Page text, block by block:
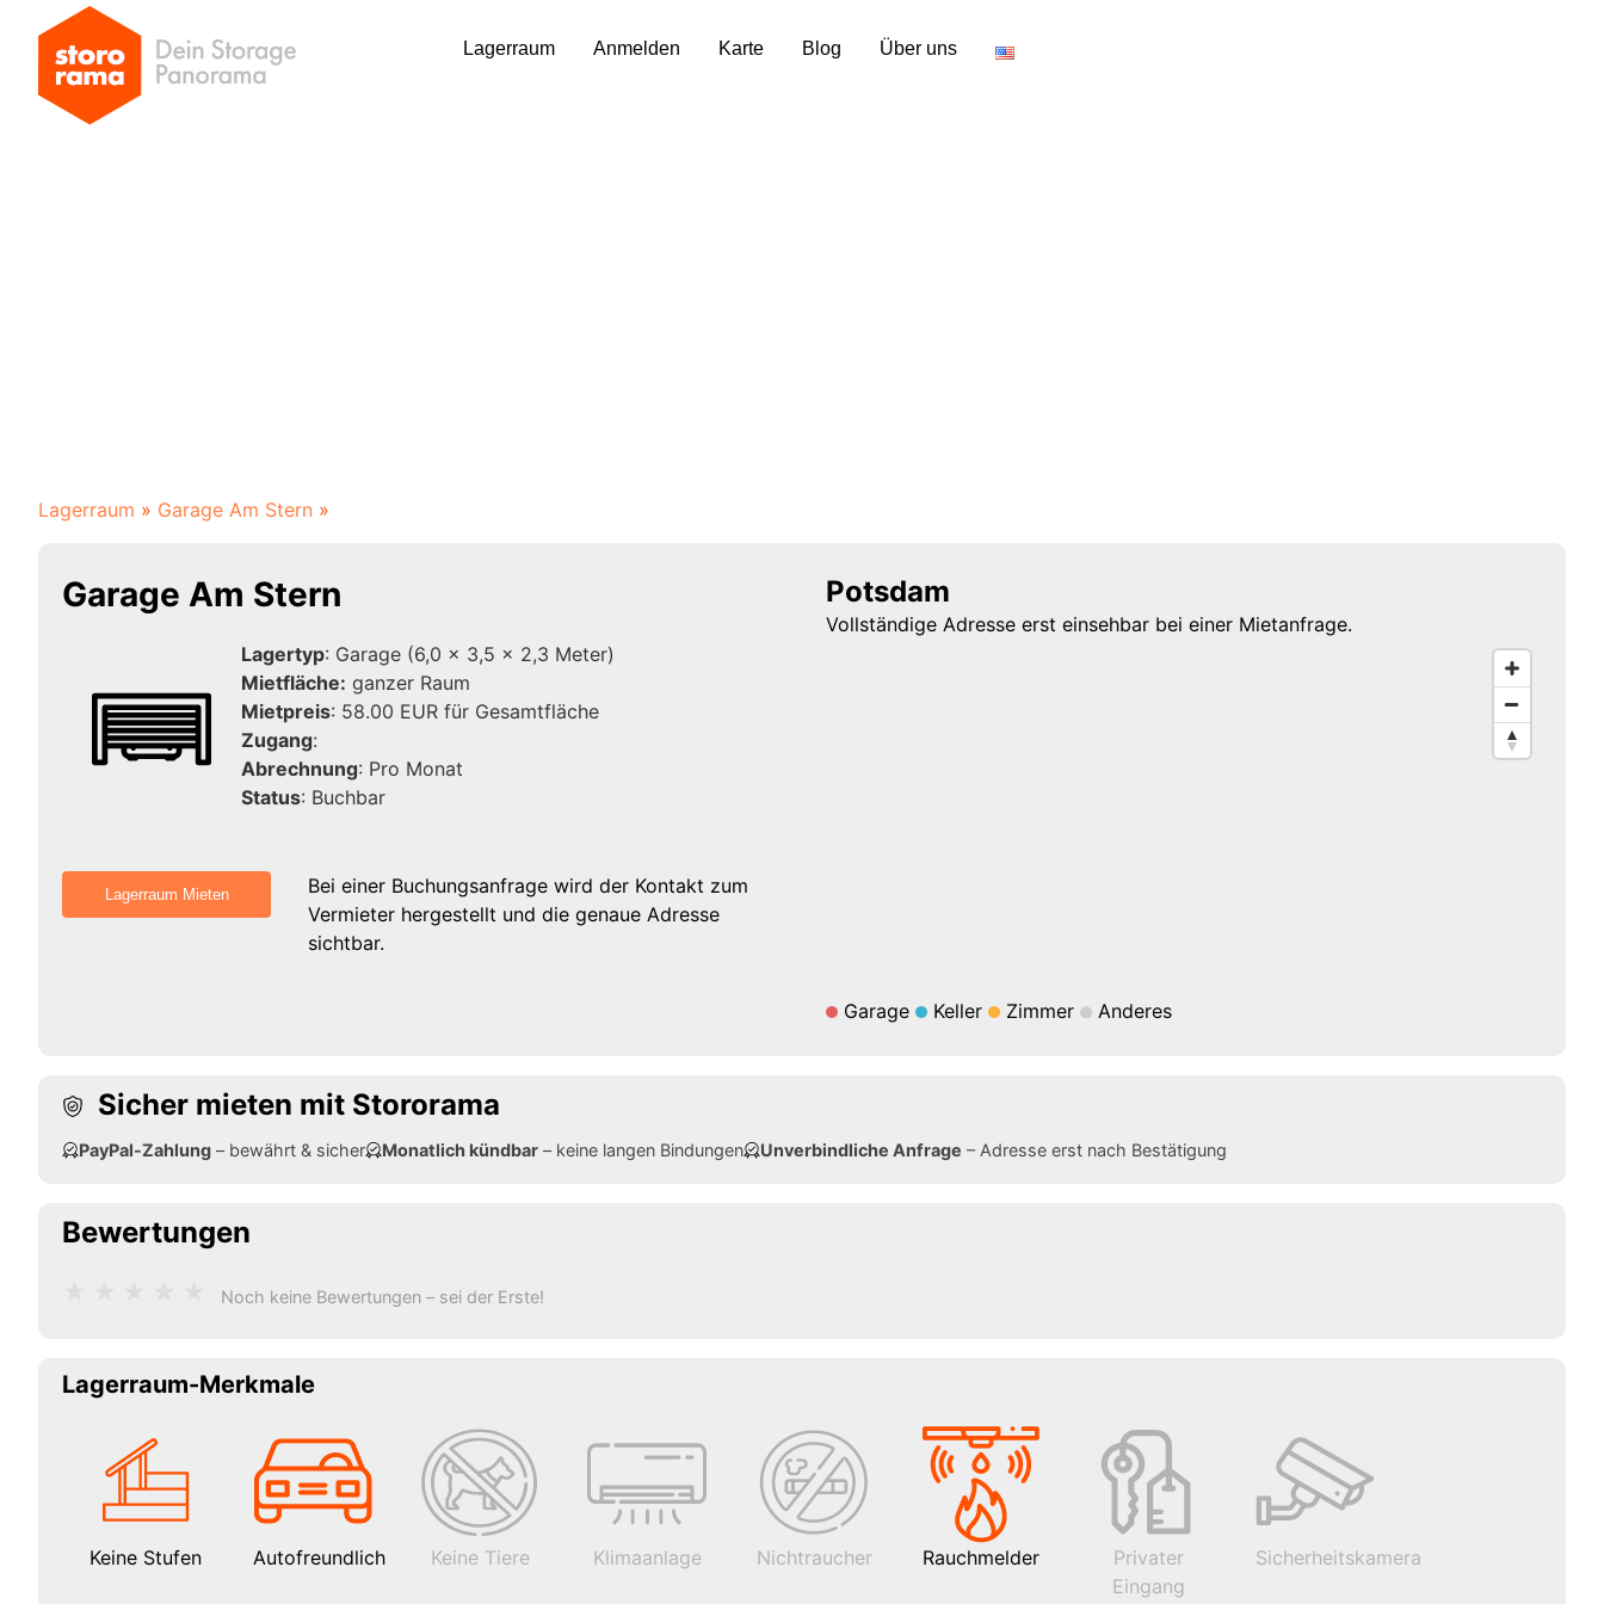
Lagerraum Anmelden Karte Blog Über uns
Lagerraum » Garage Am Stern »
Garage Am Stern
Lagertyp: Garage (6,0 x 3,5 x 2,3 Meter)
Mietfläche: ganzer Raum
Mietpreis: 58.00 EUR für Gesamtfläche
Zugang:
Abrechnung: Pro Monat
Status: Buchbar
Bei einer Buchungsanfrage wird der Kontakt zum
Vermieter hergestellt und die genaue Adresse
sichtbar.
Potsdam
Vollständige Adresse erst einsehbar bei einer Mietanfrage.
Garage Keller Zimmer Anderes
Sicher mieten mit Stororama
PayPal-Zahlung – bewährt & sicher Monatlich kündbar – keine langen Bindungen Unverbindliche Anfrage – Adresse erst nach Bestätigung
Bewertungen
Noch keine Bewertungen – sei der Erste!
Lagerraum-Merkmale
Keine Stufen Autofreundlich Keine Tiere Klimaanlage Nichtraucher Rauchmelder
Privater
Eingang
Sicherheitskamera